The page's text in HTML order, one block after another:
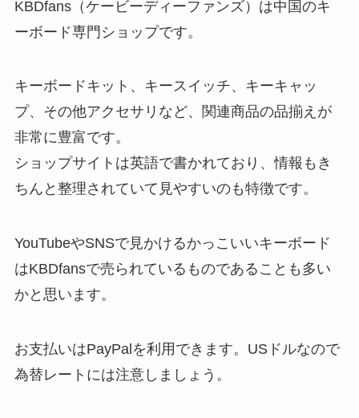
KBDfans（ケービーディーファンズ）は中国のキ
ーボード専門ショップです。
キーボードキット、キースイッチ、キーキャッ
プ、その他アクセサリなど、関連商品の品揃えが
非常に豊富です。
ショップサイトは英語で書かれており、情報もき
ちんと整理されていて見やすいのも特徴です。
YouTubeやSNSで見かけるかっこいいキーボード
はKBDfansで売られているものであることも多い
かと思います。
お支払いはPayPalを利用できます。USドルなので
為替レートには注意しましょう。